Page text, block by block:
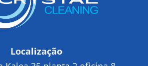
Localização